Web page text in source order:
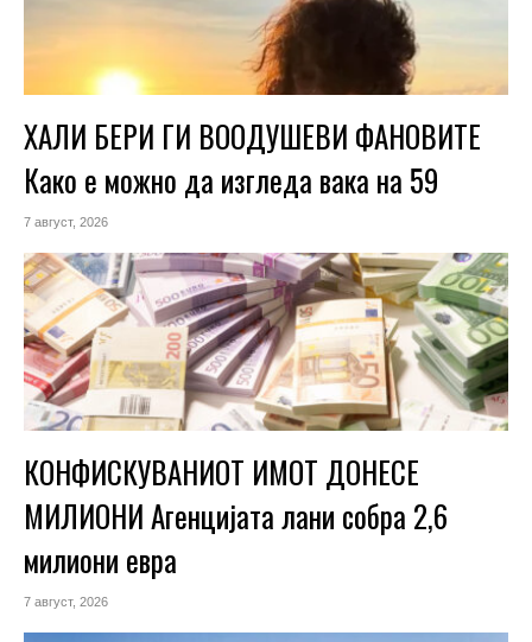
ХАЛИ БЕРИ ГИ ВООДУШЕВИ ФАНОВИТЕ
Како е можно да изгледа вака на 59
7 август, 2026
КОНФИСКУВАНИОТ ИМОТ ДОНЕСЕ
МИЛИОНИ Агенцијата лани собра 2,6
милиони евра
7 август, 2026